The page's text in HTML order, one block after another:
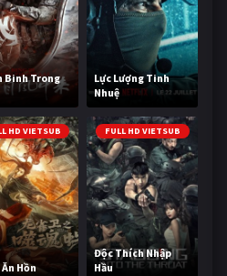
Binh Trong
Lực Lượng Tinh
Nhuệ
HD VIETSUB
Ăn Hồn
FULL HD VIETSUB
Độc Thích Nhập
Hầu